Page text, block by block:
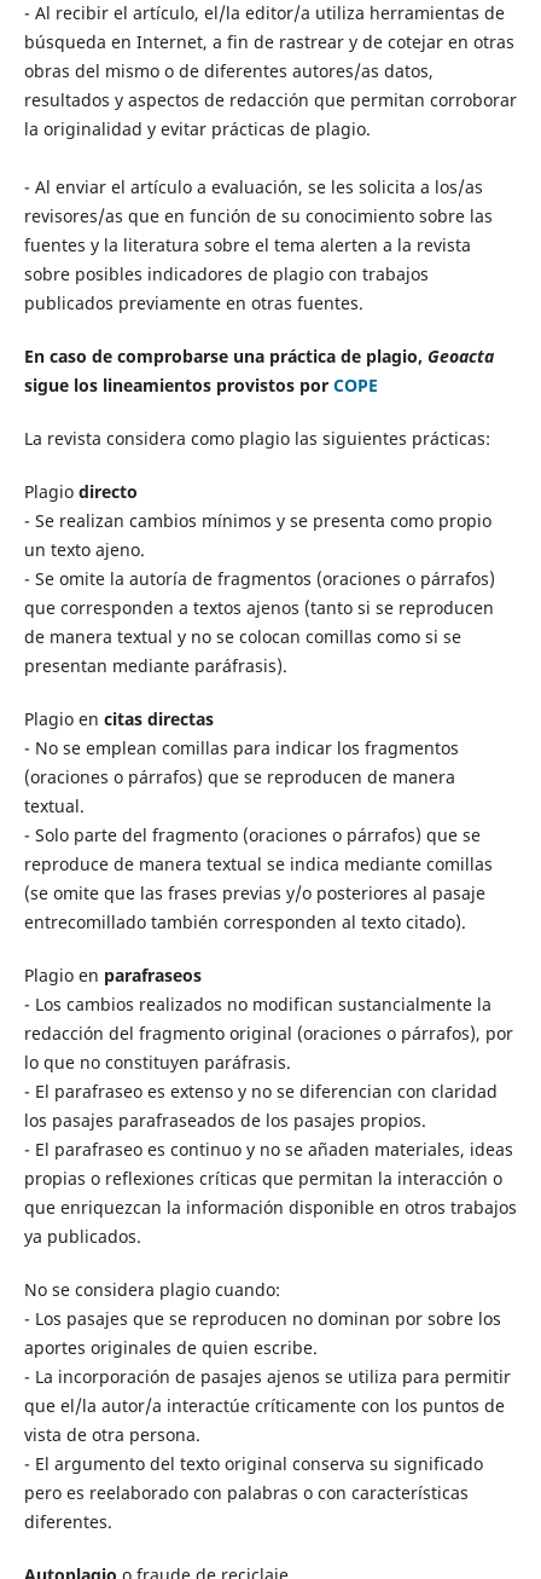
- Al recibir el artículo, el/la editor/a utiliza herramientas de
búsqueda en Internet, a fin de rastrear y de cotejar en otras
obras del mismo o de diferentes autores/as datos,
resultados y aspectos de redacción que permitan corroborar
la originalidad y evitar prácticas de plagio.
- Al enviar el artículo a evaluación, se les solicita a los/as
revisores/as que en función de su conocimiento sobre las
fuentes y la literatura sobre el tema alerten a la revista
sobre posibles indicadores de plagio con trabajos
publicados previamente en otras fuentes.
En caso de comprobarse una práctica de plagio, Geoacta
sigue los lineamientos provistos por COPE
La revista considera como plagio las siguientes prácticas:
Plagiodirecto
- Se realizan cambios mínimos y se presenta como propio
un texto ajeno.
- Se omite la autoría de fragmentos (oraciones o párrafos)
que corresponden a textos ajenos (tanto si se reproducen
de manera textual y no se colocan comillas como si se
presentan mediante paráfrasis).
Plagio en citas directas
- No se emplean comillas para indicar los fragmentos
(oraciones o párrafos) que se reproducen de manera
textual.
- Solo parte del fragmento (oraciones o párrafos) que se
reproduce de manera textual se indica mediante comillas
(se omite que las frases previas y/o posteriores al pasaje
entrecomillado también corresponden al texto citado).
Plagio en parafraseos
- Los cambios realizados no modifican sustancialmente la
redacción del fragmento original (oraciones o párrafos), por
lo que no constituyen paráfrasis.
- El parafraseo es extenso y no se diferencian con claridad
los pasajes parafraseados de los pasajes propios.
- El parafraseo es continuo y no se añaden materiales, ideas
propias o reflexiones críticas que permitan la interacción o
que enriquezcan la información disponible en otros trabajos
ya publicados.
No se considera plagio cuando:
- Los pasajes que se reproducen no dominan por sobre los
aportes originales de quien escribe.
- La incorporación de pasajes ajenos se utiliza para permitir
que el/la autor/a interactúe críticamente con los puntos de
vista de otra persona.
- El argumento del texto original conserva su significado
pero es reelaborado con palabras o con características
diferentes.